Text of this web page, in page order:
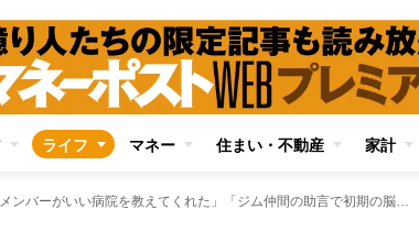
ライフ マネー 住まい・不動産 家計
「ウクレレ教室のメンバーがいい病院を教えてくれた」「ジム仲間の助言で初期の脳梗塞が発覚」…頼りになる“程よい距離感の知り合い”という存在